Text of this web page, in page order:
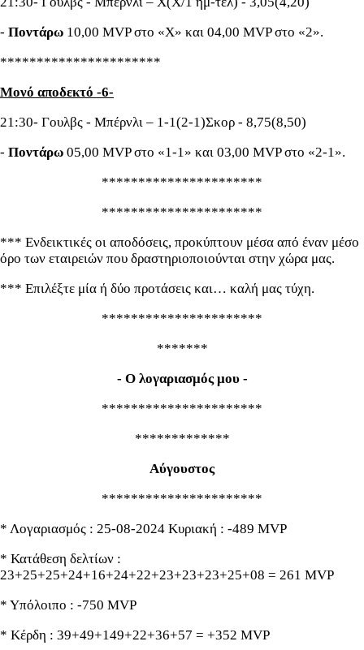
- Ποντάρω 10,00 MVP στο «Χ» και 04,00 MVP στο «2».
**********************
Μονό αποδεκτό -6-
21:30- Γουλβς - Μπέρνλι – 1-1(2-1)Σκορ - 8,75(8,50)
- Ποντάρω 05,00 MVP στο «1-1» και 03,00 MVP στο «2-1».
**********************
**********************
*** Ενδεικτικές οι αποδόσεις, προκύπτουν μέσα από έναν μέσο
όρο των εταιρειών που δραστηριοποιούνται στην χώρα μας.
*** Επιλέξτε μία ή δύο προτάσεις και… καλή μας τύχη.
**********************
*******
- Ο λογαριασμός μου -
**********************
*************
Αύγουστος
**********************
* Λογαριασμός : 25-08-2024 Κυριακή : -489 MVP
* Κατάθεση δελτίων :
23+25+25+24+16+24+22+23+23+23+25+08 = 261 MVP
* Υπόλοιπο : -750 MVP
* Κέρδη : 39+49+149+22+36+57 = +352 MVP